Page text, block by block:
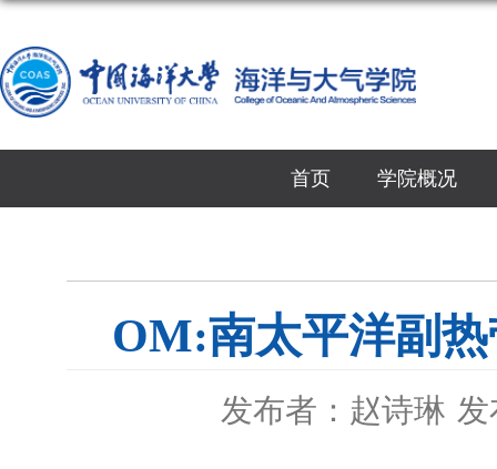
首页 学院概况
OM:南太平洋副
发布者：赵诗琳